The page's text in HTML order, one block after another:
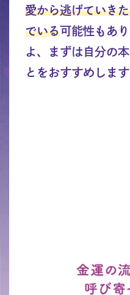
愛から逃げていき
でいる可能性もあ
よ、まずは自分の
とをおすすめします